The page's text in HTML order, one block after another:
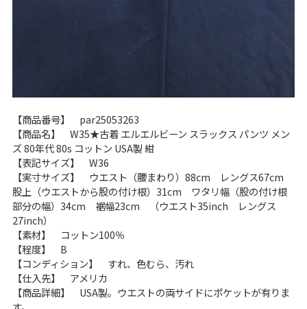
【商品番号】 par25053263
【商品名】 W35★古着 エルエルビーン スラックス パンツ メン
ズ 80年代 80s コットン USA製 紺
【表記サイズ】 W36
【実寸サイズ】 ウエスト（腰まわり）88cm レングス67cm
股上（ウエストから股の付け根）31cm ワタリ幅（股の付け根
部分の幅）34cm 裾幅23cm （ウエスト35inch レングス
27inch）
【素材】 コットン100％
【程度】 B
【コンディション】 すれ、色むら、汚れ
【仕入先】 アメリカ
【商品詳細】 USA製。ウエストの両サイドにポケットが有りま